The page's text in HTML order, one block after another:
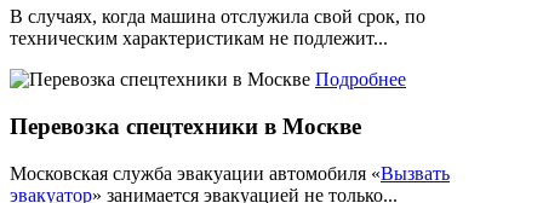
В случаях, когда машина отслужила свой срок, по
техническим характеристикам не подлежит...
Подробнее
Перевозка спецтехники в Москве
Московская служба эвакуации автомобиля «Вызвать
эвакуатор» занимается эвакуацией не только...